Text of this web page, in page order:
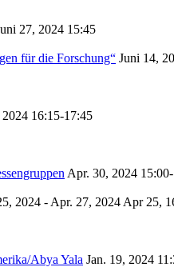
27, 2024 15:45
für die Forschung“ Juni 14,
16:15-17:45
Apr. 30, 2024
2024 - Apr. 27, 2024 Apr 25,
Abya Yala Jan. 19, 2024